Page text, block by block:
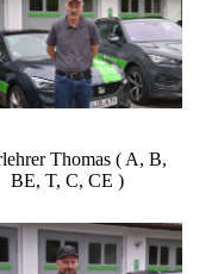
Thomas ( A, B,
BE, T, C, CE )